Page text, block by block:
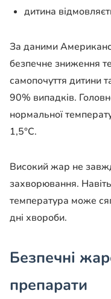
дитина
За даними
безпечне зниження
самопочуття дитини
90% випадків.
нормальної
1,5°C.
Високий жар не
захворювання.
температура може
дні хвороби.
Безпечні
препарати